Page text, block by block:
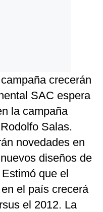
crecerán
SAC espera
la campaña
Salas.
novedades en
diseños de
que el
el país crecerá
el 2012. La